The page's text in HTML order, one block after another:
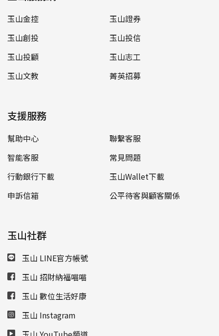
玉山金控
玉山證券
玉山創投
玉山投信
玉山投顧
玉山志工
玉山文教
菁英招募
支援服務
幫助中心
聯繫客服
智能客服
常見問題
行動銀行下載
玉山Wallet下載
申訴信箱
公平待客與顧客關係
玉山社群
玉山 LINE官方帳號
玉山 招財納福喵喵
玉山 數位生活好康
玉山 Instagram